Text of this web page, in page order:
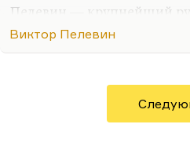
Пелевин — крупнейший
времени. Блистательный
написать 10 плохих
гораздо менее широкому
не так принципиально.
человека, который что-то
Виктор Пелевин